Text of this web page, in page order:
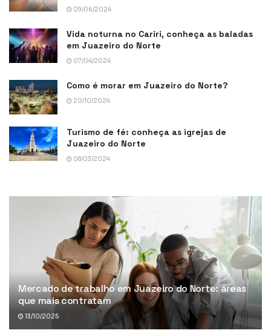
09/06/2024
Vida noturna no Cariri, conheça as baladas
em Juazeiro do Norte
07/04/2024
Como é morar em Juazeiro do Norte?
20/10/2024
Turismo de fé: conheça as igrejas de
Juazeiro do Norte
08/03/2024
Mercado de trabalho em Juazeiro do Norte: áreas
que mais contratam
13/10/2025